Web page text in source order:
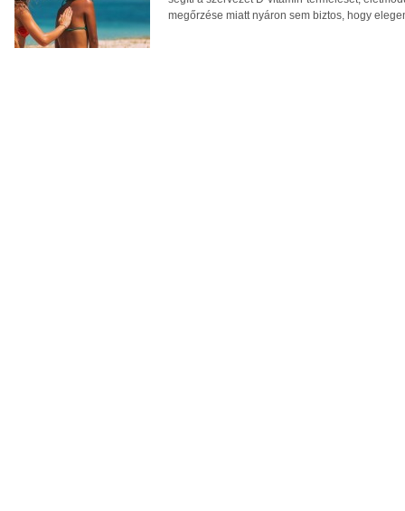
megőrzése miatt nyáron sem biztos, hogy